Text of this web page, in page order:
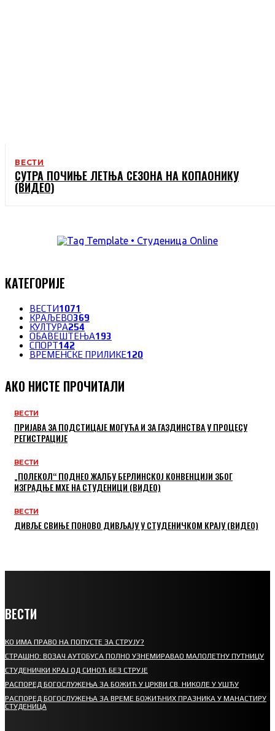
ВЕСТИ
СУТРА ПОЧИЊЕ ЛЕТЊА СЕЗОНА НА КОПАОНИКУ
(ВИДЕО)
КАТЕГОРИЈЕ
ВЕСТИ1071
КРАЉЕВО369
КУЛТУРА254
ОБАВЕШТЕЊА193
СПОРТ142
ВРЕМЕНСКЕ ПРИЛИКЕ120
АКО НИСТЕ ПРОЧИТАЛИ
ВЕСТИ
ПРИЈАВА ЗА ПОДСТИЦАЈЕ МОГУЋА И ЗА ГАЗДИНСТВА У ПРОЦЕСУ
РЕГИСТРАЦИЈЕ
ВЕСТИ
„ПОЛЕКОЛ“ ПОДНЕО ЖАЛБУ БЕРЛИНСКОЈ КОНВЕНЦИЈИ ЗБОГ
ИЗГРАДЊЕ МХЕ НА СТУДЕНИЦИ (ВИДЕО)
ВЕСТИ
ДИВЉЕ СВИЊЕ ПОНОВО ДИВЉАЈУ У СТУДЕНИЧКОМ КРАЈУ (ВИДЕО)
ВЕСТИ
КО ИМА ПРАВО НА ПОПУСТЕ ЗА СТРУЈУ?
СТРАШНО: ВОЗАЧ АУТОБУСА ПОЛНО УЗНЕМИРАВАО МАЛОЛЕТНУ ПУТНИЦУ
СТУДЕНИЧКИ КРАЈ ОД СИНОЋ БЕЗ СТРУЈЕ
РАСПОРЕД БОГОСЛУЖЕЊА ЗА БОЖИЋ У ЦРКВИ СВ. НИКОЛЕ У УШЋУ
РАСПОРЕД БОГОСЛУЖЕЊА ЗА ВРЕМЕ БОЖИЋНИХ ПРАЗНИКА У МАНАСТИРУ
СТУДЕНИЦА